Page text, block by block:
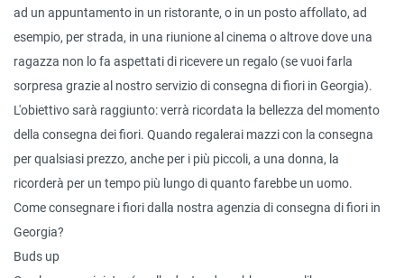
ad un appuntamento in un ristorante, o in un posto affollato, ad
esempio, per strada, in una riunione al cinema o altrove dove una
ragazza non lo fa aspettati di ricevere un regalo (se vuoi farla
sorpresa grazie al nostro servizio di consegna di fiori in Georgia).
L'obiettivo sarà raggiunto: verrà ricordata la bellezza del momento
della consegna dei fiori. Quando regalerai mazzi con la consegna
per qualsiasi prezzo, anche per i più piccoli, a una donna, la
ricorderà per un tempo più lungo di quanto farebbe un uomo.
Come consegnare i fiori dalla nostra agenzia di consegna di fiori in
Georgia?
Buds up